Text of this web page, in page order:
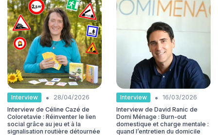
Interview •
28/04/2026
Interview de Céline Cazé de
Coloretavie : Réinventer le lien
social grâce au jeu et à la
signalisation routière détournée
Interview •
16/03/2026
Interview de David Ranic de
Domi Ménage : Burn-out
domestique et charge mentale :
quand l’entretien du domicile